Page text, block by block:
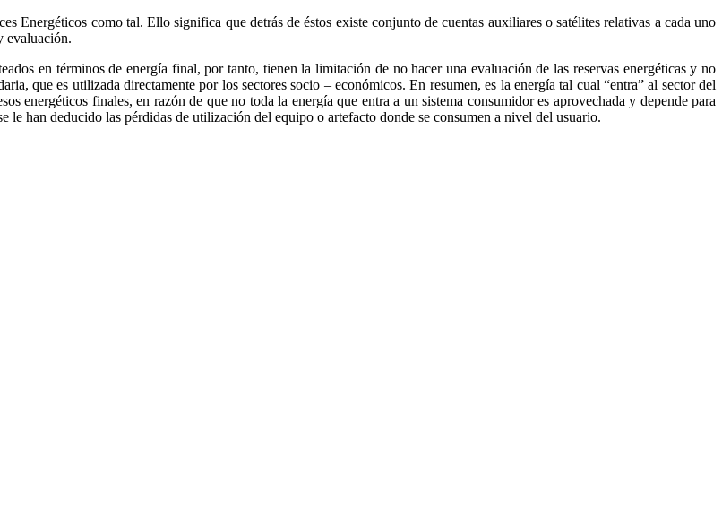
Energéticos como tal. Ello significa que detrás de éstos existe conjunto de cuentas auxiliares o satélites relativas a cada uno
evaluación.
en términos de energía final, por tanto, tienen la limitación de no hacer una evaluación de las reservas energéticas y no
que es utilizada directamente por los sectores socio – económicos. En resumen, es la energía tal cual “entra” al sector del
energéticos finales, en razón de que no toda la energía que entra a un sistema consumidor es aprovechada y depende para
le han deducido las pérdidas de utilización del equipo o artefacto donde se consumen a nivel del usuario.